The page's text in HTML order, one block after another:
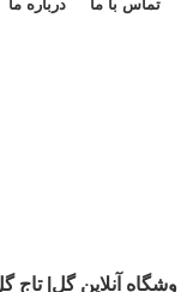
تماس با ما درباره ما
آنلاین گل|